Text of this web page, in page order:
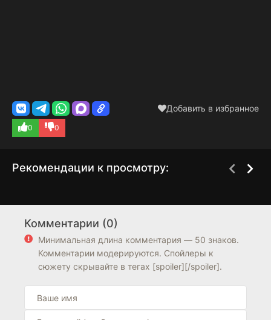
Добавить в избранное
0 0
Рекомендации к просмотру:
7.6
Комментарии (0)
Минимальная длина комментария — 50 знаков.
Комментарии модерируются. Спойлеры к
сюжету скрывайте в тегах [spoiler][/spoiler].